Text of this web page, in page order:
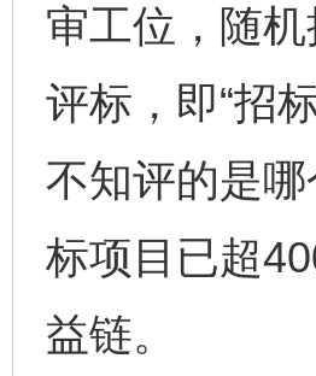
审工位，随
评标，即“招
不知评的是哪
标项目已超
益链。